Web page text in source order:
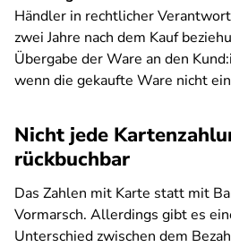
Händler in rechtlicher
zwei Jahre nach dem Kauf
Übergabe der Ware an den
wenn die gekaufte Ware nicht
Nicht jede
rückbuchbar
Das Zahlen mit Karte statt mit
Vormarsch. Allerdings gibt es
Unterschied zwischen dem